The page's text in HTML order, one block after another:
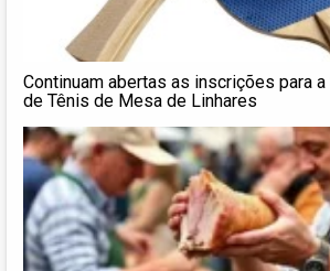
Continuam abertas as inscrições para
de Tênis de Mesa de Linhares